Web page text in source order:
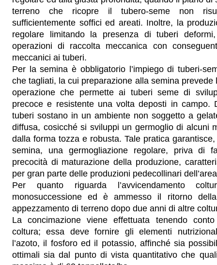
terreno che ricopre il tubero-seme non
sufficientemente soffici ed areati. Inoltre, la
regolare limitando la presenza di tuberi
operazioni di raccolta meccanica con
meccanici ai tuberi.
Per la semina è obbligatorio l’impiego di tuberi-
che tagliati, la cui preparazione alla semina prevede
operazione che permette ai tuberi seme di
precoce e resistente una volta deposti in campo.
tuberi sostano in un ambiente non soggetto a
diffusa, cosicché si sviluppi un germoglio di alcuni
dalla forma tozza e robusta. Tale pratica
semina, una germogliazione regolare, priva di
precocità di maturazione della produzione,
per gran parte delle produzioni pedecollinari
Per quanto riguarda l’avvicendamento
monosuccessione ed è ammesso il ritorno
appezzamento di terreno dopo due anni di altre
La concimazione viene effettuata tenendo
coltura; essa deve fornire gli elementi
l’azoto, il fosforo ed il potassio, affinché sia
ottimali sia dal punto di vista quantitativo che